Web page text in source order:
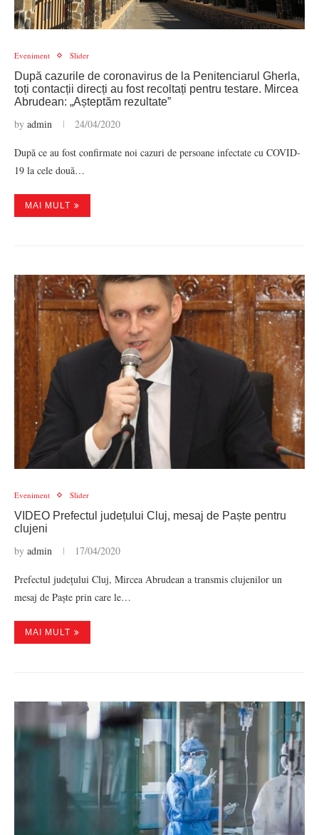
Eveniment Slider
După cazurile de coronavirus de la Penitenciarul Gherla,
toți contacții direcți au fost recoltați pentru testare. Mircea
Abrudean: „Așteptăm rezultate”
by admin 24/04/2020
După ce au fost confirmate noi cazuri de persoane infectate cu COVID-
19 la cele două…
MAI MULT
Eveniment Slider
VIDEO Prefectul județului Cluj, mesaj de Paște pentru
clujeni
by admin 17/04/2020
Prefectul județului Cluj, Mircea Abrudean a transmis clujenilor un
mesaj de Paște prin care le…
MAI MULT